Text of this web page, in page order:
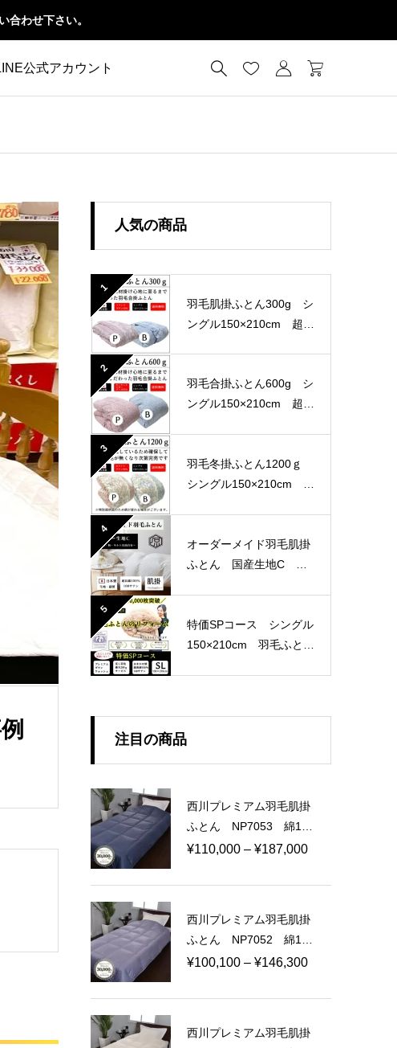
わせ下さい。
公式アカウント    
人気の商品
1
羽毛肌掛ふとん300g シ
ングル150×210cm 超長
2
羽毛合掛ふとん600g シ
ングル150×210cm 超長
3
羽毛冬掛ふとん1200ｇ
シングル150×210cm 軽
4
オーダーメイド羽毛肌掛
ふとん 国産生地C 選
5
特価SPコース シングル
150×210cm 羽毛ふとん
注目の商品
西川プレミアム羽毛肌掛
ふとん NP7053 綿10
0％ 100ラムコサテン
¥110,000 – ¥187,000価
帯:
–
西川プレミアム羽毛肌掛
ふとん NP7052 綿10
0％ 80ラムコサテン
¥100,100 – ¥146,300価
帯:
–
西川プレミアム羽毛肌掛